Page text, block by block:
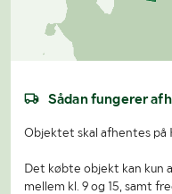
Sådan fungerer
Objektet skal afhentes på
Det købte objekt kan kun
mellem kl. 9 og 15, samt